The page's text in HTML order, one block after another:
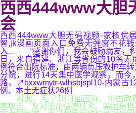
西西444www大胆
会
西西444www大胆无码视频-家核优
智,jk漫画页面入口免费无弹窗不花
入... “感谢你们，我会鼓励病友，积
日，来自福建、浙江等省份的10名无
例符合出院标准，由两辆负压救护车
分院，进行14天集中医学观察。而今
路。↗bxxwmytr-wlhsbjspl10-内蒙古
例、本土无症状26例
对此，毛宁16日回应称，中国政
客攻击、反对滥用信息技术。美国是